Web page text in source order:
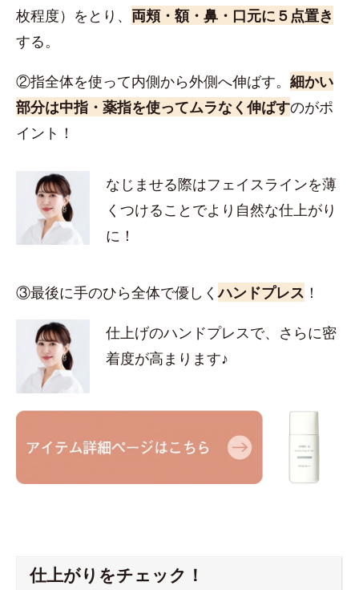
枚程度）をとり、 両頬・額・鼻・口元に５点置き
する。
②指全体を使って内側から外側へ伸ばす。 細かい
部分は中指・薬指を使ってムラなく伸ばすのがポ
イント！
なじませる際はフェイスラインを薄
くつけることでより自然な仕上がり
に！
③最後に手のひら全体で優しくハンドプレス ！
仕上げのハンドプレスで、さらに密
着度が高まります♪
仕上がりをチェック！